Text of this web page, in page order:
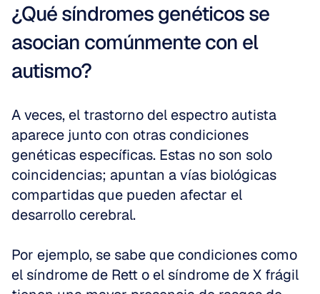
¿Qué síndromes genéticos se
asocian comúnmente con el
autismo?
A veces, el trastorno del espectro autista
aparece junto con otras condiciones
genéticas específicas. Estas no son solo
coincidencias; apuntan a vías biológicas
compartidas que pueden afectar el
desarrollo cerebral.
Por ejemplo, se sabe que condiciones como
el síndrome de Rett o el síndrome de X frágil